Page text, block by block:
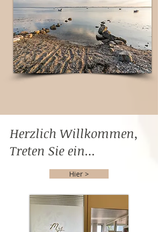
Herzlich Willkommen,
Treten Sie ein...
Hier >